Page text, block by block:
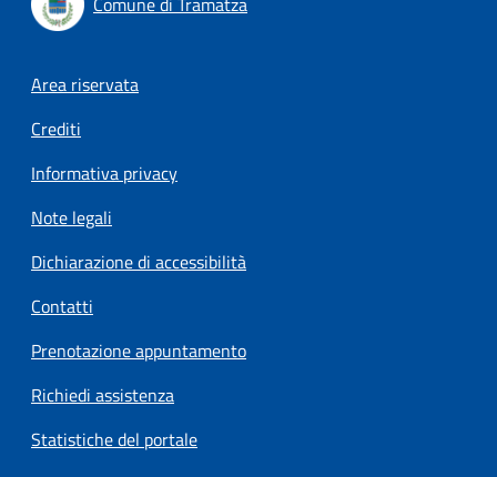
Footer menu
Area riservata
Crediti
Informativa privacy
Note legali
Dichiarazione di accessibilità
Contatti
Prenotazione appuntamento
Richiedi assistenza
Statistiche del portale